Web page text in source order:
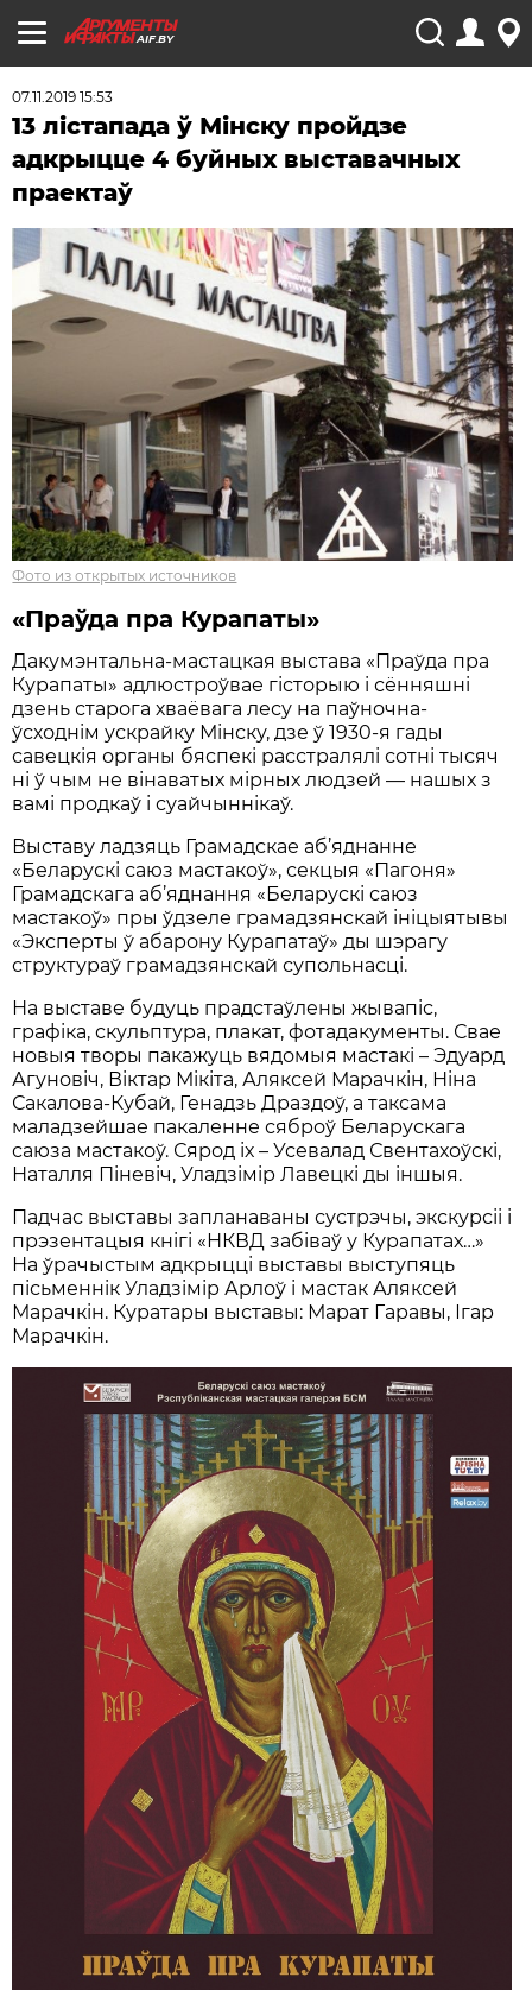
AIF.BY
07.11.2019 15:53
13 лістапада ў Мінску пройдзе
адкрыцце 4 буйных выставачных
праектаў
Фото из открытых источников
«Праўда пра Курапаты»
Дакумэнтальна-мастацкая выстава «Праўда пра
Курапаты» адлюстроўвае гісторыю і сённяшні
дзень старога хваёвага лесу на паўночна-
ўсходнім ускрайку Мінску, дзе ў 1930-я гады
савецкія органы бяспекі расстралялі сотні тысяч
ні ў чым не вінаватых мірных людзей — нашых з
вамі продкаў і суайчыннікаў.
Выставу ладзяць Грамадскае аб’яднанне
«Беларускі саюз мастакоў», секцыя «Пагоня»
Грамадскага аб’яднання «Беларускі саюз
мастакоў» пры ўдзеле грамадзянскай ініцыятывы
«Эксперты ў абарону Курапатаў» ды шэрагу
структураў грамадзянскай супольнасці.
На выставе будуць прадстаўлены жывапіс,
графіка, скульптура, плакат, фотадакументы. Свае
новыя творы пакажуць вядомыя мастакі – Эдуард
Агуновіч, Віктар Мікіта, Аляксей Марачкін, Ніна
Сакалова-Кубай, Генадзь Драздоў, а таксама
маладзейшае пакаленне сяброў Беларускага
саюза мастакоў. Сярод іх – Усевалад Свентахоўскі,
Наталля Піневіч, Уладзімір Лавецкі ды іншыя.
Падчас выставы запланаваны сустрэчы, экскурсіі і
прэзентацыя кнігі «НКВД забіваў у Курапатах…»
На ўрачыстым адкрыцці выставы выступяць
пісьменнік Уладзімір Арлоў і мастак Аляксей
Марачкін. Куратары выставы: Марат Гаравы, Ігар
Марачкін.